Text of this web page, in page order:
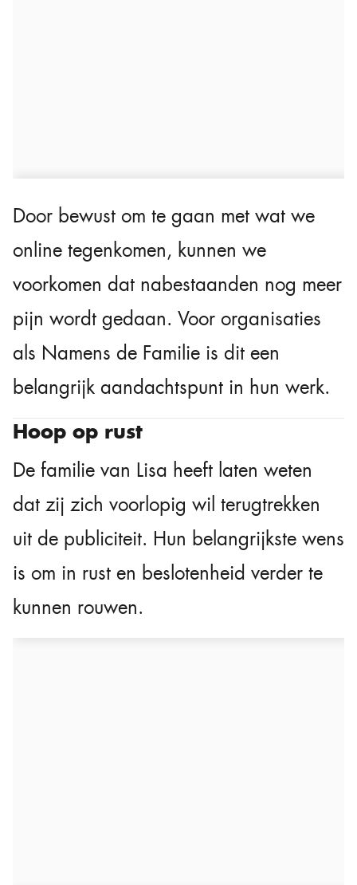
Door bewust om te gaan met wat we
online tegenkomen, kunnen we
voorkomen dat nabestaanden nog meer
pijn wordt gedaan. Voor organisaties
als Namens de Familie is dit een
belangrijk aandachtspunt in hun werk.
Hoop op rust
De familie van Lisa heeft laten weten
dat zij zich voorlopig wil terugtrekken
uit de publiciteit. Hun belangrijkste wens
is om in rust en beslotenheid verder te
kunnen rouwen.